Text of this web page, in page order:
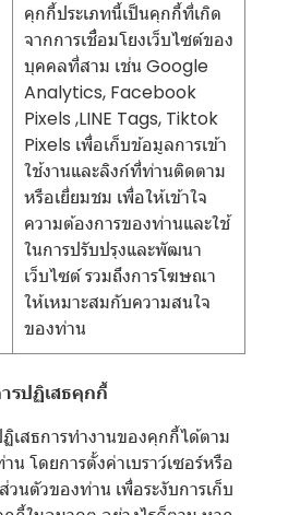
คุกกี้ประเภทนี้เป็นคุกกี้ที่เกิด
จากการเชื่อมโยงเว็บไซต์ของ
บุคคลที่สาม เช่น Google
Analytics, Facebook
Pixels ,LINE Tags, Tiktok
Pixels เพื่อเก็บข้อมูลการเข้า
ใช้งานและลิงก์ที่ท่านติดตาม
หรือเยี่ยมชม เพื่อให้เข้าใจ
ความต้องการของท่านและใช้
ในการปรับปรุงและพัฒนา
เว็บไซต์ รวมถึงการโฆษณา
ให้เหมาะสมกับความสนใจ
ของท่าน
รปฏิเสธคุกกี้
เสธการทำงานของคุกกี้ได้ตาม
น โดยการตั้งค่าเบราว์เซอร์หรือ
วนตัวของท่าน เพื่อระงับการเก็บ